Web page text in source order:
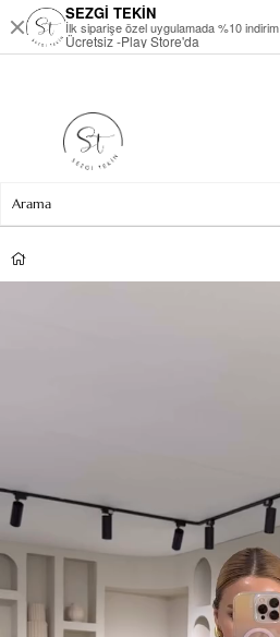
SEZGİ TEKİN
İlk siparişe özel uygulamada %10 indirim
Ücretsiz -Play Store'da